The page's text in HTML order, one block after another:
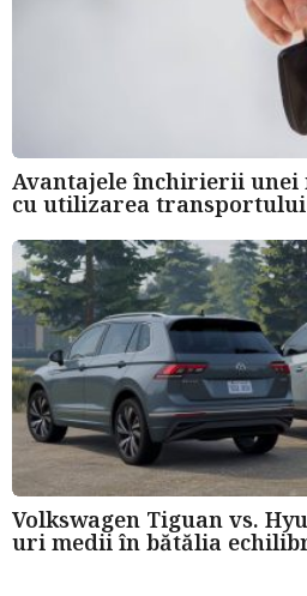
Avantajele închirierii unei
cu utilizarea transportului
Volkswagen Tiguan vs.
uri medii în bătălia